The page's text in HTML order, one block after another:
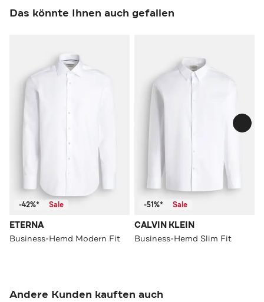
Das könnte Ihnen auch gefallen
-42%* Sale
ETERNA
Business-Hemd Modern Fit
-51%* Sale
CALVIN KLEIN
Business-Hemd Slim Fit
Andere Kunden kauften auch